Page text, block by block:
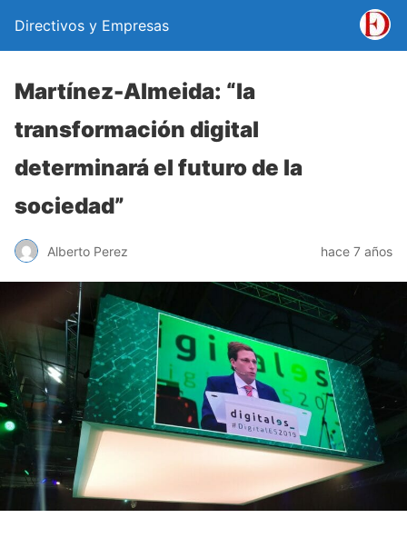
Directivos y Empresas
Martínez-Almeida: “la
transformación digital
determinará el futuro de la
sociedad”
Alberto Perez hace 7 años